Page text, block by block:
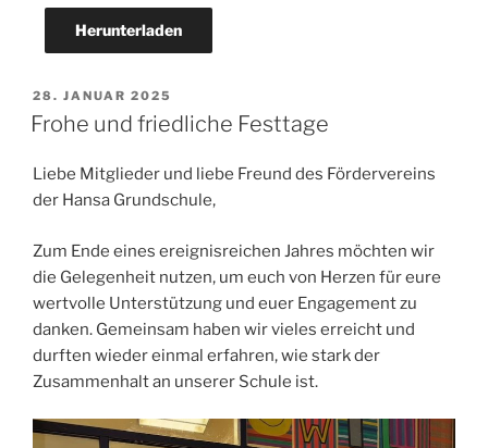
Herunterladen
VERÖFFENTLICHT
AM
28. JANUAR 2025
Frohe und friedliche Festtage
Liebe Mitglieder und liebe Freund des Fördervereins
der Hansa Grundschule,
Zum Ende eines ereignisreichen Jahres möchten wir
die Gelegenheit nutzen, um euch von Herzen für eure
wertvolle Unterstützung und euer Engagement zu
danken. Gemeinsam haben wir vieles erreicht und
durften wieder einmal erfahren, wie stark der
Zusammenhalt an unserer Schule ist.